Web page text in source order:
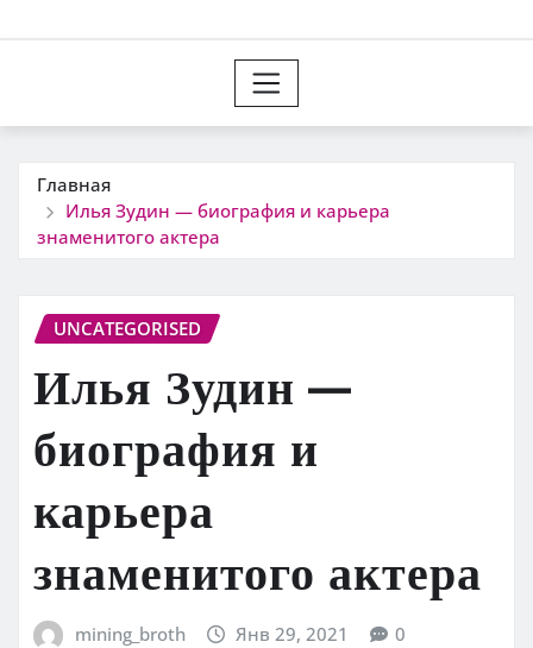
Главная
Илья Зудин — биография и карьера
знаменитого актера
UNCATEGORISED
Илья Зудин —
биография и
карьера
знаменитого актера
mining_broth Янв 29, 2021 0